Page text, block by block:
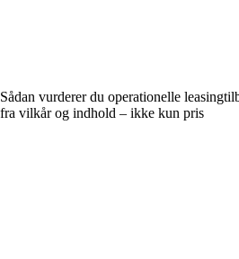
Sådan vurderer du operationelle
fra vilkår og indhold – ikke kun pris